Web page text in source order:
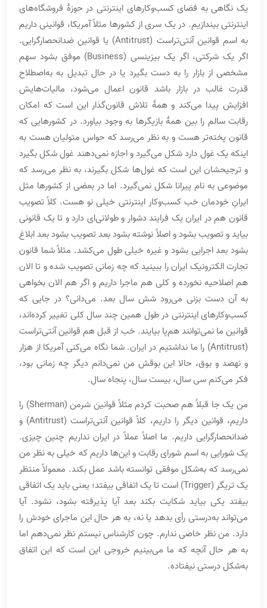
یک نگاهی به فضای کسب‌وکارهای اینترنتی در حوزۀ فروشگاه‌های
اینترنتی بیندازیم. در یک سری از کشورها مثلاً آمریکا، قوانینی داریم
به اسم قوانین آنتی‌تراست (Antitrust) یا قوانین ضدانحصارگرایی.
اگر یک شرکتی، اگر یک بیزینسی (Business) موفق بشود سهم
مشخصی از بازار را به دست بگیرد یا در حال تبدیل به به‌اصطلاح
قدرت غالب در بازار باشد قانون اعمال می‌شود، مالیات‌هایش
افزایش پیدا می‌کند و همۀ تلاش قانون‌گذار این است که امکان
رقابت سالم را بین همۀ بازیگرها به وجود بیاورد. در کشورهایی که
قانون پخته‌تر هست و به نظر می‌رسد که حواس متولیان هست به
اینکه یک غول دارد شکل می‌گیرد و اجازه نمی‌دهند غول شکل بگیرد
و ترجیحشان این است که غول‌ها شکل بگیرند، به نظر می‌رسد که
موضوعی به نام پیرانا شکل نمی‌گیرد. اما در بعضی از کشورها مثل
ایرانِ خودمان خب کسب‌وکار اینترنتی خیلی نو هست. کلاً تصویب
قانون هم در ایران یک فرایند دشوار و طولانی‌ای دارد و تا یک قانونی
بیاید و تصویب بشود و اصلاً نوشته بشود بعد تصویب بشود بعد ابلاغ
بشود بعد اجرایی بشود و غیره خیلی طول می‌کشد. مثلاً شما قانون
تجارت الکترونیک ایران را ببینید که چه زمانی تصویب شده و تا الان
هم اصلاحیه نخورده و کلی هم ماجرا داریم و اگر هم الان بخواهی
به آن دست بزنی می‌رود شش سال بعد. می‌دانی؟ در جایی که
کسب‌وکارهای اینترنتی در طول همین چند سال کلی تغییر کرده‌اند،
قوانین ما نمی‌توانند هم‌پا بیایند. خب از قبل هم قوانین آنتی‌تراست
(Antitrust) را ما نداشتیم در ایران. شما نگاه می‌کنی آمریکا از هزار
و نهصد و بوق، حالا این بوقش من نمی‌دانم دیگر چه زمانی بود،
فکر می‌کنم سی سال، بیست سال، پنجاه سال.
من یک جا قبلاً هم صحبت کردم مثلاً قوانین شرمن (Sherman) را
داریم، قوانین دیگر را داریم، کلاً قوانین آنتی‌تراست (Antitrust) و
ضدانحصارگرایی داریم. ما اصلاً عملاً در ایران نداریم چنین چیزی.
یک شورایی به اسم شورای رقابت و این‌ها داریم که خیلی به نظر من
نمی‌رسد که به‌شکل موفقی توانسته باشد عمل بکند. معمولاً منتظر
یک تریگر (Trigger) است تا یک اتفاقی بیفتد؛ یعنی باید یک اتفاقی
بیفتد یکی بیاید شکایت بکند بعد آیا پذیرفته بشود، نشود. آیا
می‌تواند به‌درستی رأی بدهد یا نه، به هر حال این ماجرای خودش را
دارد. من نظر خاصی ندارم. چون کارشناس نیستم نظر نمی‌دهم اما
به هر حال آنچه که ما می‌بینیم خروجی این است که این اتفاق
به‌شکل درستی نیفتاده.